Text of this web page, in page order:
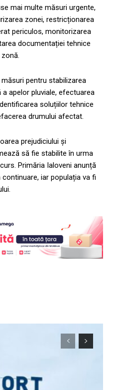
mai multe măsuri urgente,
zonei, restricționarea
periculos, monitorizarea
documentației tehnice
pentru stabilizarea
apelor pluviale, efectuarea
soluțiilor tehnice
drumului afectat.
prejudiciului și
să fie stabilite în urma
Primăria Ialoveni anunță
iar populația va fi